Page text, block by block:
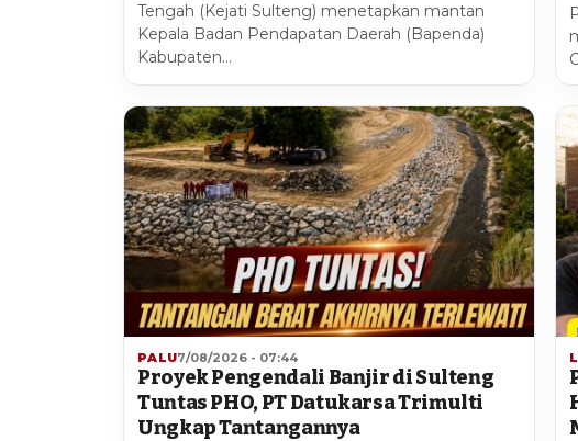
Tengah (Kejati Sulteng) menetapkan mantan
Kepala Badan Pendapatan Daerah (Bapenda)
Kabupaten…
PALU7/08/2026 - 07:44
Proyek Pengendali Banjir di Sulteng
Tuntas PHO, PT Datukarsa Trimulti
Ungkap Tantangannya